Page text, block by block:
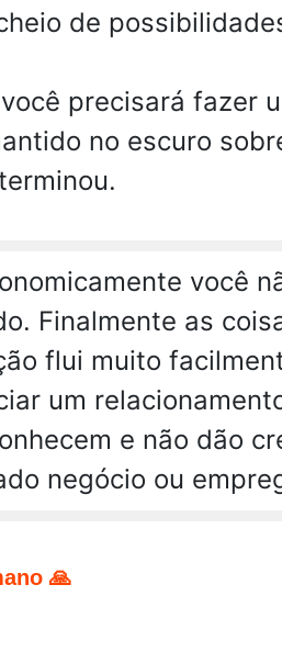
de
precisará fazer
no escuro
você
Finalmente as
flui muito
um
e não dão
negócio ou
🙏